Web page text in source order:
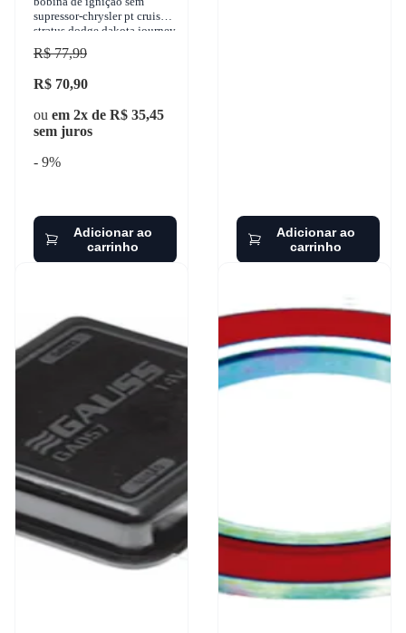
supressor-chrysler pt cruiser
stratus dodge dakota journey
ram 1960-2018 - sem
supressor-original
R$ 77,99
R$ 70,90
ou em 2x de R$ 35,45
sem juros
- 9%
Adicionar ao
carrinho
Adicionar ao
carrinho